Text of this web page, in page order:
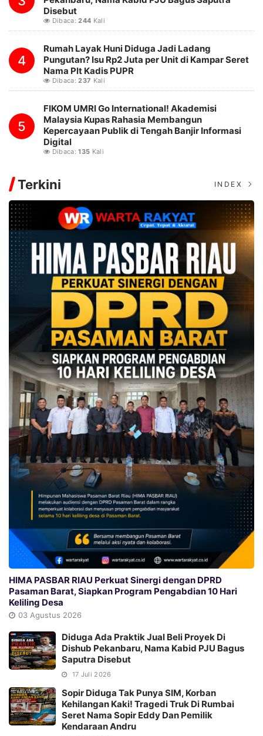
Disebut
Dibaca:244 Kali
4
Rumah Layak Huni Diduga Jadi Ladang
Pungutan? Isu Rp2 Juta per Unit di Kampar Seret
Nama Plt Kadis PUPR
Dibaca:237 Kali
5
FIKOM UMRI Go International! Akademisi
Malaysia Kupas Rahasia Membangun
Kepercayaan Publik di Tengah Banjir Informasi
Digital
Dibaca:135 Kali
Terkini INDEX
HIMA PASBAR RIAU Perkuat Sinergi dengan DPRD
Pasaman Barat, Siapkan Program Pengabdian 10 Hari
Keliling Desa
03 Agustus 2026
Diduga Ada Praktik Jual Beli Proyek Di
Dishub Pekanbaru, Nama Kabid PJU Bagus
Saputra Disebut
17 Juli 2026
Sopir Diduga Tak Punya SIM, Korban
Kehilangan Kaki! Tragedi Truk Di Rumbai
Seret Nama Sopir Eddy Dan Pemilik
Kendaraan Andru